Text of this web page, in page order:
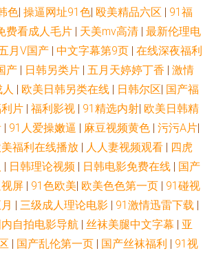
色| 操逼网址91色| 殴美精品六区 | 91福
费看成人毛片 | 天美mv高清 | 最新伦理电
月V国产 | 中文字幕第9页 | 在线深夜福利
产 | 日韩另类片 | 五月天婷婷丁香 | 激情
| 欧美日韩另类在线 | 日韩尔区| 国产福
片 | 福利影视 | 91精选内射| 欧美日韩精
| 91人爱操嫩逼 | 麻豆视频黄色 | 污污A片|
福利在线播放 | 人人妻视频观看 | 四虎
| 日韩理论视频 | 日韩电影免费在线 | 国产
屏 | 91色欧美| 欧美色色第一页 | 91碰视
| 三级成人理论电影 | 91激情迅雷下载 |
自拍电影导航 | 丝袜美腿中文字幕 | 亚
| 国产乱伦第一页 | 国产丝袜福利 | 91视